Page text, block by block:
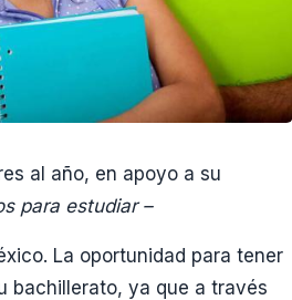
al año, en apoyo a su
para estudiar –
La oportunidad para tener
bachillerato, ya que a través